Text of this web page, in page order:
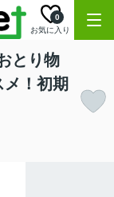
お気に入り
0
とり物
！初期